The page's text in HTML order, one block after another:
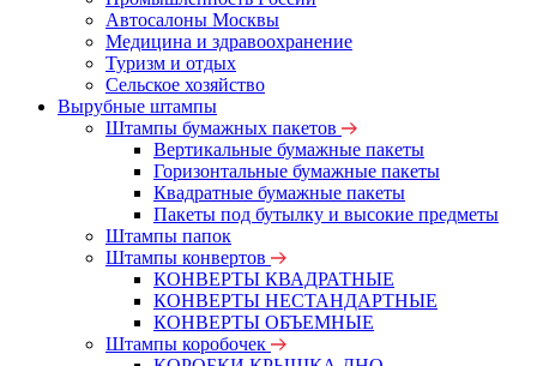
Автосалоны Москвы
Медицина и здравоохранение
Туризм и отдых
Сельское хозяйство
Вырубные штампы
Штампы бумажных пакетов
Вертикальные бумажные пакеты
Горизонтальные бумажные пакеты
Квадратные бумажные пакеты
Пакеты под бутылку и высокие предметы
Штампы папок
Штампы конвертов
КОНВЕРТЫ КВАДРАТНЫЕ
КОНВЕРТЫ НЕСТАНДАРТНЫЕ
КОНВЕРТЫ ОБЪЕМНЫЕ
Штампы коробочек